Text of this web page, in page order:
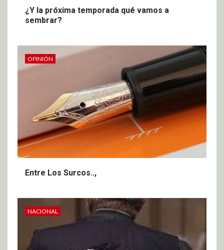
¿Y la próxima temporada qué vamos a
sembrar?
OPINIÓN
Entre Los Surcos..,
NACIONAL